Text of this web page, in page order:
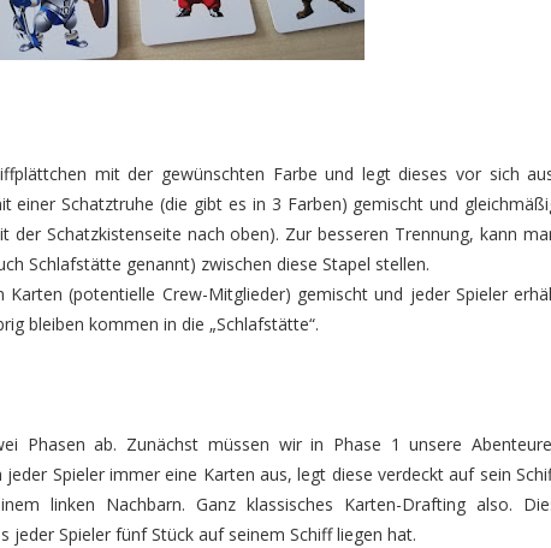
mit der gewünschten Farbe und legt dieses vor sich
einer Schatztruhe (die gibt es in 3 Farben) gemischt und
der Schatzkistenseite nach oben). Zur besseren Trennung, kann
Schlafstätte genannt) zwischen diese Stapel stellen.
Karten (potentielle Crew-Mitglieder) gemischt und jeder Spieler
bleiben kommen in die „Schlafstätte“.
Phasen ab. Zunächst müssen wir in Phase 1 unsere
Spieler immer eine Karten aus, legt diese verdeckt auf sein
linken Nachbarn. Ganz klassisches Karten-Drafting also.
jeder Spieler fünf Stück auf seinem Schiff liegen hat.